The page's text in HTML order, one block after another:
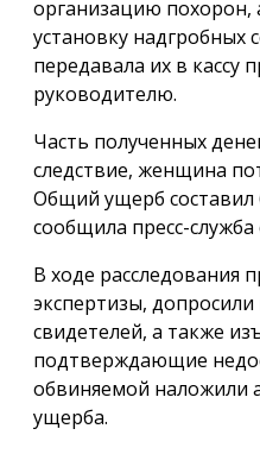
организацию похорон,
установку надгробных
передавала их в кассу
руководителю.
Часть полученных
следствие, женщина
Общий ущерб составил
сообщила пресс-служба
В ходе расследования
экспертизы,
свидетелей, а также
подтверждающие
обвиняемой наложили
ущерба.